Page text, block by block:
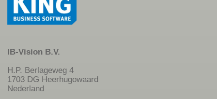
IB-Vision B.V.
H.P. Berlageweg 4
1703 DG Heerhugowaard
Nederland